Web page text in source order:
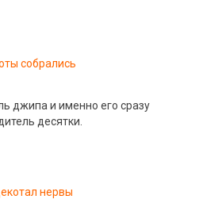
собрались
джипа и именно его сразу
десятки.
нервы